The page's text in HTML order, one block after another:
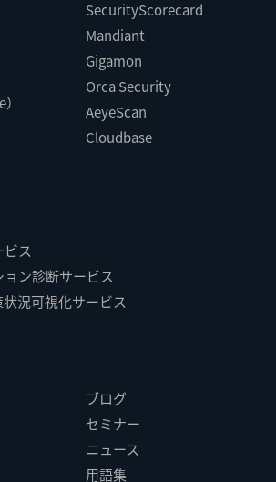
SecurityScorecard
Mandiant
Gigamon
Orca Security
AeyeScan
Cloudbase
ス
ン診断サービス
況可視化サービス
ブログ
セミナー
ニュース
用語集